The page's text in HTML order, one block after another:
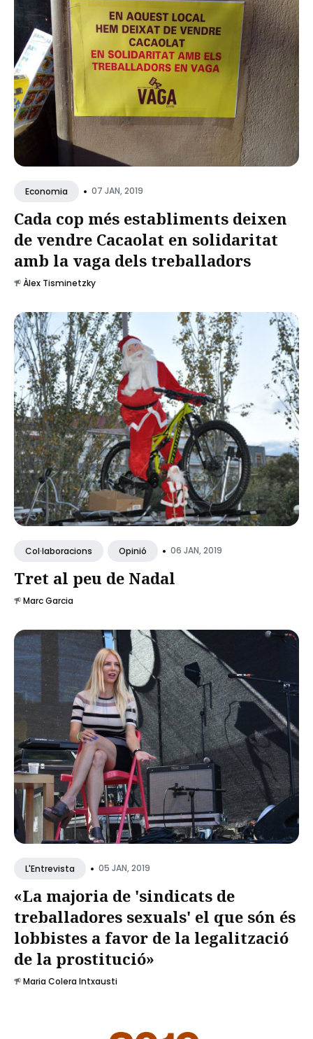
Economia • 07 JAN, 2019
Cada cop més establiments deixen
de vendre Cacaolat en solidaritat
amb la vaga dels treballadors
Àlex Tisminetzky
Col·laboracions Opinió • 06 JAN, 2019
Tret al peu de Nadal
Marc Garcia
L'Entrevista • 05 JAN, 2019
«La majoria de 'sindicats de
treballadores sexuals' el que són és
lobbistes a favor de la legalització
de la prostitució»
Maria Colera Intxausti